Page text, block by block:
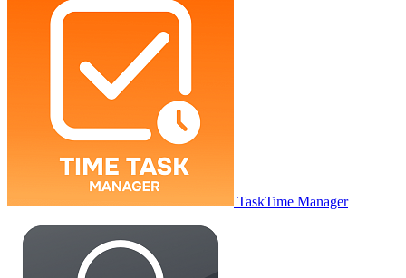
TaskTime Manager